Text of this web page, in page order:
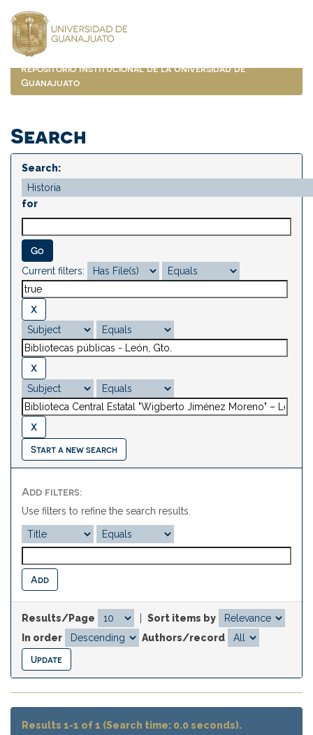
navigation
Repositorio Institucional de la Universidad de
Guanajuato
Search
Search:
for
Current filters:
Start a new search
Add filters:
Use filters to refine the search results.
Results/Page
Sort items by
In order
Authors/record
Results 1-1 of 1 (Search time: 0.0 seconds).